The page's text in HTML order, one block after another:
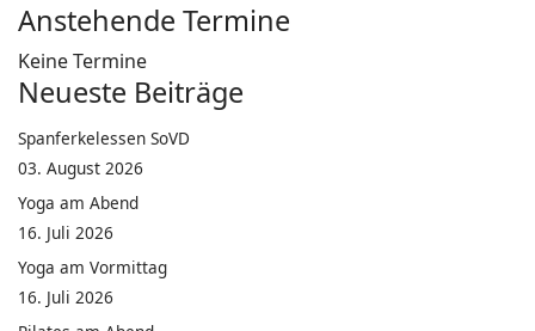
Anstehende Termine
Keine Termine
Neueste Beiträge
Spanferkelessen SoVD
03. August 2026
Yoga am Abend
16. Juli 2026
Yoga am Vormittag
16. Juli 2026